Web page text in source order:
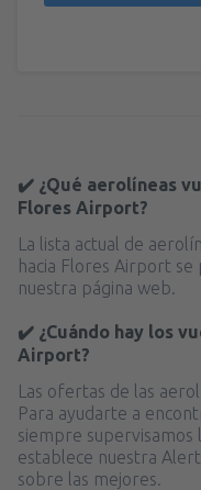
✔️ ¿Qué aerolíneas
Flores Airport?
La lista actual de
hacia Flores Airport
nuestra página web.
✔️ ¿Cuándo hay los
Airport?
Las ofertas de las
Para ayudarte a
siempre supervisamos
establece nuestra
sobre las mejores.